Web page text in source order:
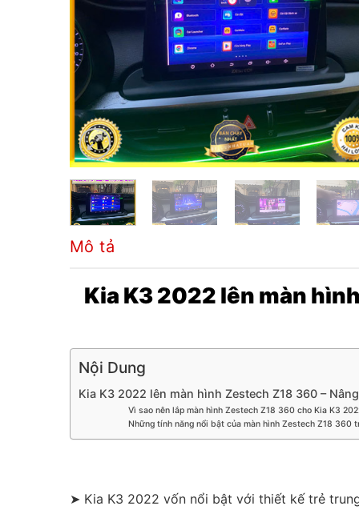
Mô tả
Kia K3 2022 lên màn
Nội Dung
Kia K3 2022 lên màn hình Zestech Z18 360 –
Vì sao nên lắp màn hình Zestech Z18 360 cho Kia K3
Những tính năng nổi bật của màn hình Zestech Z18 360
➤ Kia K3 2022 vốn nổi bật với thiết kế trẻ